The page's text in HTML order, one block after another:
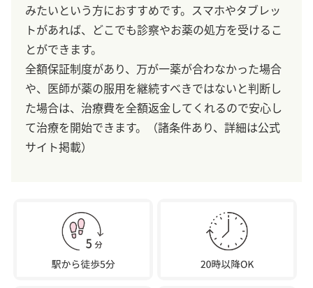
みたいという方におすすめです。スマホやタブレッ
トがあれば、どこでも診察やお薬の処方を受けるこ
とができます。
全額保証制度があり、万が一薬が合わなかった場合
や、医師が薬の服用を継続すべきではないと判断し
た場合は、治療費を全額返金してくれるので安心し
て治療を開始できます。（諸条件あり、詳細は公式
サイト掲載）